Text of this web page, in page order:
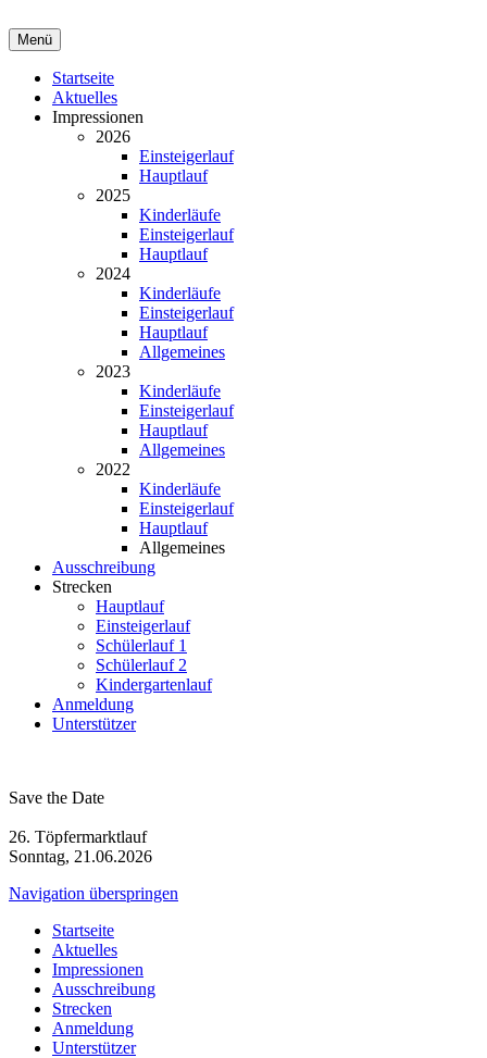
Menü
Startseite
Aktuelles
Impressionen
2026
Einsteigerlauf
Hauptlauf
2025
Kinderläufe
Einsteigerlauf
Hauptlauf
2024
Kinderläufe
Einsteigerlauf
Hauptlauf
Allgemeines
2023
Kinderläufe
Einsteigerlauf
Hauptlauf
Allgemeines
2022
Kinderläufe
Einsteigerlauf
Hauptlauf
Allgemeines
Ausschreibung
Strecken
Hauptlauf
Einsteigerlauf
Schülerlauf 1
Schülerlauf 2
Kindergartenlauf
Anmeldung
Unterstützer
Save the Date
26. Töpfermarktlauf
Sonntag, 21.06.2026
Navigation überspringen
Startseite
Aktuelles
Impressionen
Ausschreibung
Strecken
Anmeldung
Unterstützer